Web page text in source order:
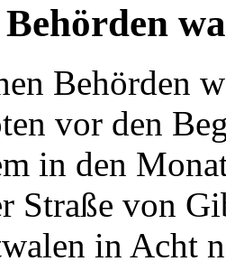
Behörden
Behörden
vor den
in den
Straße von
in Acht